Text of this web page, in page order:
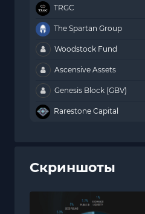
TRGC
The Spartan Group
Woodstock Fund
Ascensive Assets
Genesis Block (GBV)
Rarestone Capital
Скриншоты